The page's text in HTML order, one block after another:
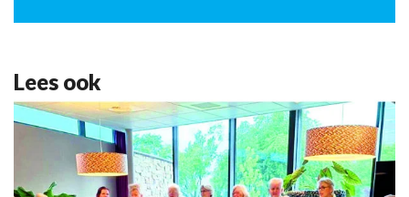
Lees ook